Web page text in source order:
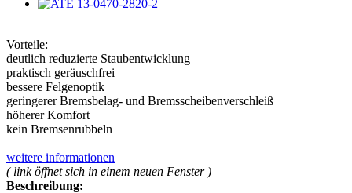
Vorteile:
deutlich reduzierte Staubentwicklung
praktisch geräuschfrei
bessere Felgenoptik
geringerer Bremsbelag- und Bremsscheibenverschleiß
höherer Komfort
kein Bremsenrubbeln
weitere informationen
( link öffnet sich in einem neuen Fenster )
Beschreibung: